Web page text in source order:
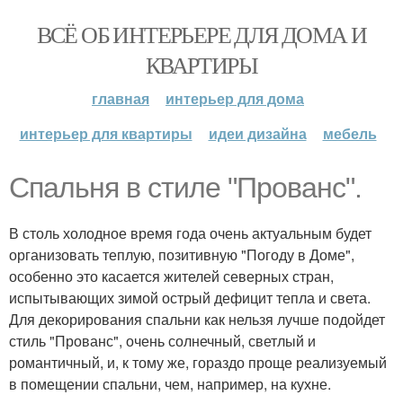
ВСЁ ОБ ИНТЕРЬЕРЕ ДЛЯ ДОМА И
КВАРТИРЫ
главная
интерьер для дома
интерьер для квартиры
идеи дизайна мебель
Спальня в стиле "Прованс".
В столь холодное время года очень актуальным будет
организовать теплую, позитивную "Погоду в Доме",
особенно это касается жителей северных стран,
испытывающих зимой острый дефицит тепла и света.
Для декорирования спальни как нельзя лучше подойдет
стиль "Прованс", очень солнечный, светлый и
романтичный, и, к тому же, гораздо проще реализуемый
в помещении спальни, чем, например, на кухне.